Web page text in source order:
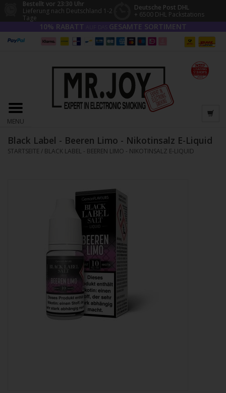
Bestellt vor 23:30 Uhr
Lieferung nach Deutschland 1-2
Tage
Deutsche Post DHL
+ 6500 DHL Packstations
10% RABATT GESAMTE SORTIMENT
MENU
Black Label - Beeren Limo - Nikotinsalz E-Liquid
STARTSEITE / BLACK LABEL - BEEREN LIMO - NIKOTINSALZ E-LIQUID